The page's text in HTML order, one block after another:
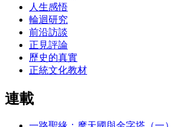
人生感悟
輪迴研究
前沿訪談
正見評論
歷史的真實
正統文化教材
連載